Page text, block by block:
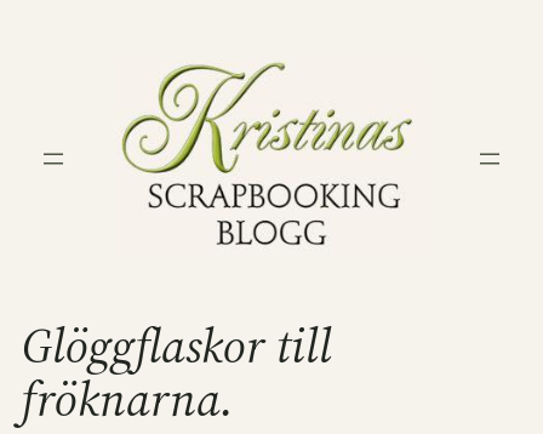
Glöggflaskor till
fröknarna.